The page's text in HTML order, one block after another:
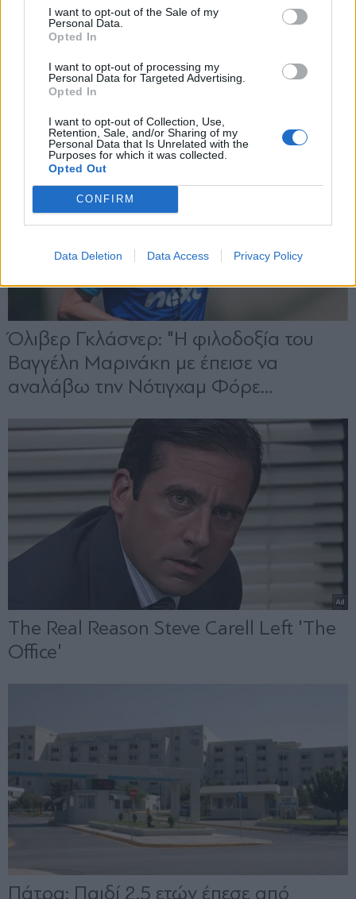
I want to opt-out of the Sale of my
Personal Data.
Opted In
I want to opt-out of processing my
Personal Data for Targeted Advertising.
Opted In
I want to opt-out of Collection, Use,
Retention, Sale, and/or Sharing of my
Personal Data that Is Unrelated with the
Purposes for which it was collected.
Opted Out
CONFIRM
Data Deletion Data Access Privacy Policy
και την πολιτική απορρήτου
X